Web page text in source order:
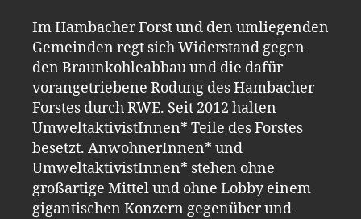
Im Hambacher Forst und den umliegenden
Gemeinden regt sich Widerstand gegen
den Braunkohleabbau und die dafür
vorangetriebene Rodung des Hambacher
Forstes durch RWE. Seit 2012 halten
UmweltaktivistInnen* Teile des Forstes
besetzt. AnwohnerInnen* und
UmweltaktivistInnen* stehen ohne
großartige Mittel und ohne Lobby einem
gigantischen Konzern gegenüber und